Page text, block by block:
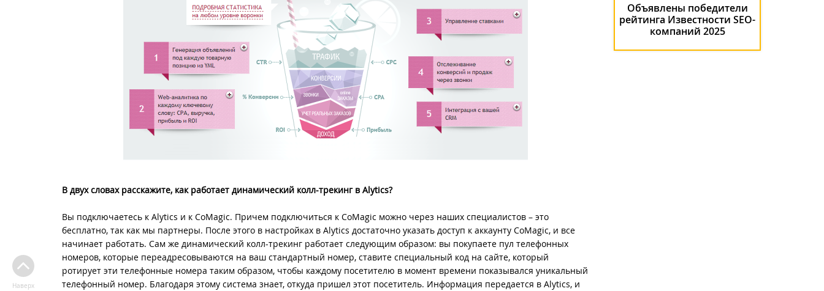
В двух словах расскажите, как работает динамический колл-трекинг в Alytics?
Вы подключаетесь к Alytics и к CoMagic. Причем подключиться к CoMagic можно через наших специалистов – это
бесплатно, так как мы партнеры. После этого в настройках в Alytics достаточно указать доступ к аккаунту CoMagic, и все
начинает работать. Сам же динамический колл-трекинг работает следующим образом: вы покупаете пул телефонных
номеров, которые переадресовываются на ваш стандартный номер, ставите специальный код на сайте, который
ротирует эти телефонные номера таким образом, чтобы каждому посетителю в момент времени показывался уникальный
телефонный номер. Благодаря этому система знает, откуда пришел этот посетитель. Информация передается в Alytics, и
Наверх
Объявлены победители
рейтинга Известности SEO-
компаний 2025